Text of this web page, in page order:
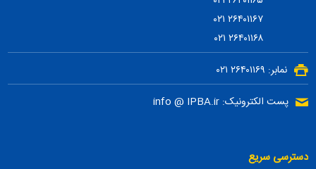
۲۶۴۰۱۱۶۷ ۰۲۱
۲۶۴۰۱۱۶۸ ۰۲۱
نمابر: ۲۶۴۰۱۱۶۹ ۰۲۱
پست الکترونیک: info @ IPBA.ir
دسترسی سریع